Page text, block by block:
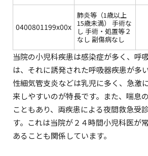
0400801199x00x
肺炎等（1歳以上
15歳未満） 手術な
し 手術・処置等２
なし 副傷病なし
当院の小児科疾患は感染症が多く、呼
は、それに誘発された呼吸器疾患が多
性細気管支炎などは乳児に多く、急激
来しやすいのが特長です。また、喘息
こともあり、両疾患による夜間救急受
す。これは当院が２４時間小児科医が
あることも関係しています。